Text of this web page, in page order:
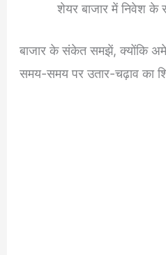
शेयर बाजार में निवेश के
बाजार के संकेत समझें, क्योंकि
समय-समय पर उतार-चढ़ाव का